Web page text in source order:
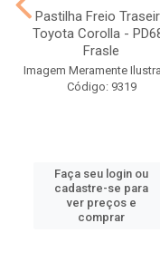
Pastilha Freio
Toyota Corolla -
Frasle
Imagem Meramente
Código: 9319
Faça seu login ou
cadastre-se para
ver preços e
comprar